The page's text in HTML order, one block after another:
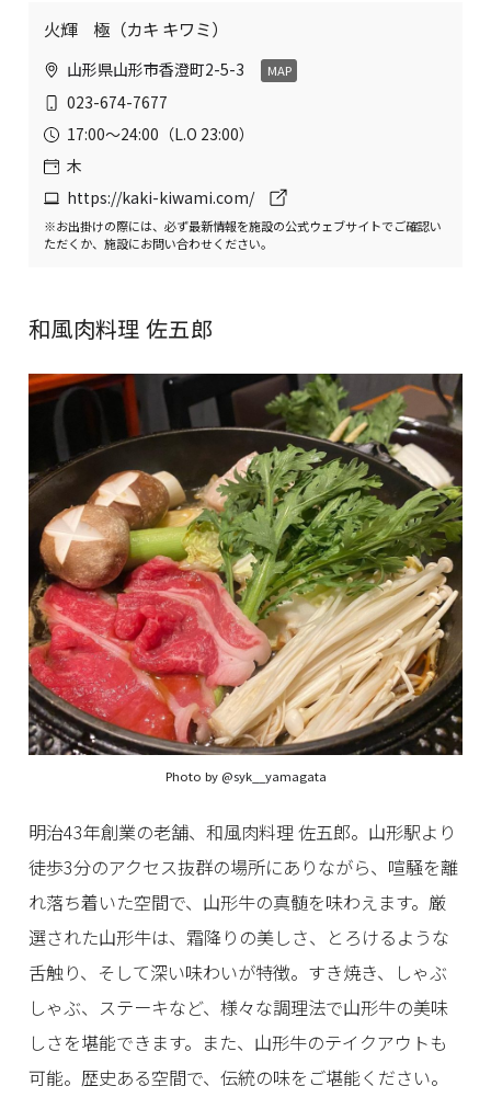
火輝 極（カキ キワミ）
山形県山形市香澄町2-5-3 MAP
023-674-7677
17:00〜24:00（L.O 23:00）
木
https://kaki-kiwami.com/
※お出掛けの際には、必ず最新情報を施設の公式ウェブサイトでご確認い
ただくか、施設にお問い合わせください。
和風肉料理 佐五郎
Photo by @syk__yamagata
明治43年創業の老舗、和風肉料理 佐五郎。山形駅より
徒歩3分のアクセス抜群の場所にありながら、喧騒を離
れ落ち着いた空間で、山形牛の真髄を味わえます。厳
選された山形牛は、霜降りの美しさ、とろけるような
舌触り、そして深い味わいが特徴。すき焼き、しゃぶ
しゃぶ、ステーキなど、様々な調理法で山形牛の美味
しさを堪能できます。また、山形牛のテイクアウトも
可能。歴史ある空間で、伝統の味をご堪能ください。